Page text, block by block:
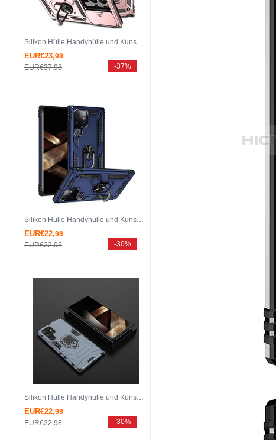
Silikon Hülle Handyhülle und Kunststoff Schutzhülle Hartschalen Tasche mit Magnetisch Fingerring Ständer MQ6 für Samsung Galaxy S25 Ultra 5G Rosegold
EUR€23,98
EUR€37,98 -37%
Silikon Hülle Handyhülle und Kunststoff Schutzhülle Hartschalen Tasche mit Magnetisch Fingerring Ständer T03 für Samsung Galaxy S25 Ultra 5G Blau
EUR€22,98
EUR€32,98 -30%
Silikon Hülle Handyhülle und Kunststoff Schutzhülle Hartschalen Tasche mit Magnetisch Fingerring Ständer S01 für Samsung Galaxy S25 Ultra 5G Blau
EUR€22,98
EUR€32,98 -30%